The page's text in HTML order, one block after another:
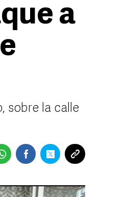
a
sobre la calle